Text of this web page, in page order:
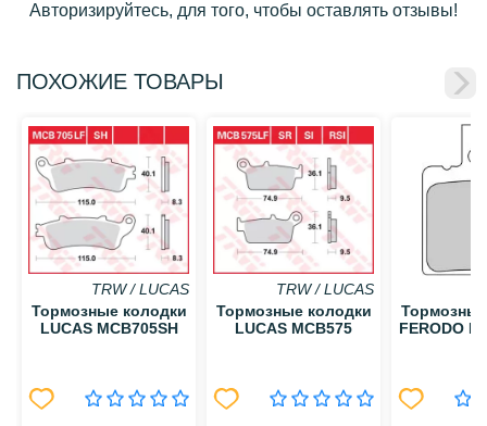
Авторизируйтесь, для того, чтобы оставлять отзывы!
ПОХОЖИЕ ТОВАРЫ
TRW / LUCAS
Тормозные колодки
LUCAS MCB705SH
TRW / LUCAS
Тормозные колодки
LUCAS MCB575
FERODO